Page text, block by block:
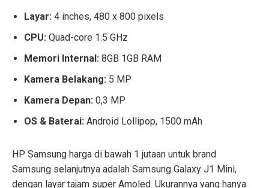
Layar: 4 inches, 480 x 800 pixels
CPU: Quad-core 1.5 GHz
Memori Internal: 8GB 1GB RAM
Kamera Belakang: 5 MP
Kamera Depan: 0,3 MP
OS & Baterai: Android Lollipop, 1500 mAh
HP Samsung harga di bawah 1 jutaan untuk brand
Samsung selanjutnya adalah Samsung Galaxy J1 Mini,
dengan layar tajam super Amoled. Ukurannya yang hanya